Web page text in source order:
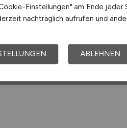
RICHARD
Einstellungen" am Ende jeder
nachträglich aufrufen und
ABLEHNEN